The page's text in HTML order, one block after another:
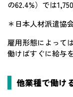
の62.4%）では
＊日本人材派遣協
雇用形態によって
働けばすぐに給与
他業種で働け